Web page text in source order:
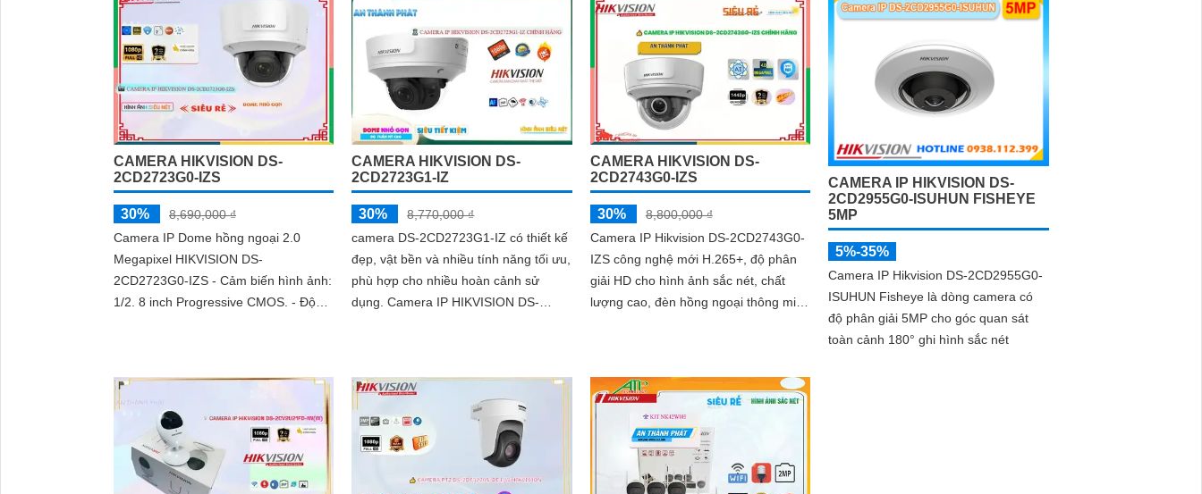
khu vực như gia đình, văn phòng, cửa
hàng và khách sạn
CAMERA HIKVISION DS-
2CD2723G0-IZS
30%
8,690,000 ₫
Camera IP Dome hồng ngoại 2.0
Megapixel HIKVISION DS-
2CD2723G0-IZS - Cảm biến hình ảnh:
1/2. 8 inch Progressive CMOS. - Độ
CAMERA HIKVISION DS-
2CD2723G1-IZ
30%
8,770,000 ₫
camera DS-2CD2723G1-IZ có thiết kế
đẹp, vật bền và nhiều tính năng tối ưu,
phù hợp cho nhiều hoàn cảnh sử
dụng. Camera IP HIKVISION DS-
CAMERA HIKVISION DS-
2CD2743G0-IZS
30%
8,800,000 ₫
Camera IP Hikvision DS-2CD2743G0-
IZS công nghệ mới H.265+, độ phân
giải HD cho hình ảnh sắc nét, chất
lượng cao, đèn hồng ngoại thông minh
CAMERA IP HIKVISION DS-
2CD2955G0-ISUHUN FISHEYE
5MP
5%-35%
Camera IP Hikvision DS-2CD2955G0-
ISUHUN Fisheye là dòng camera có
độ phân giải 5MP cho góc quan sát
toàn cảnh 180° ghi hình sắc nét